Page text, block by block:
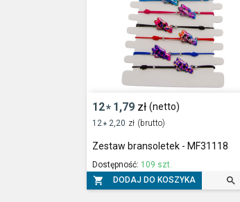
12* 1,79 zł (netto)
12* 2,20 zł (brutto)
Zestaw bransoletek - MF31118
Dostępność: 109 szt.
 DODAJ DO KOSZYKA 